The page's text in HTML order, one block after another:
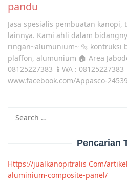
pandu
Jasa spesialis pembuatan
lainnya. Kami ahli dalam
ringan~alumunium~ 🔩 kontruksi
plaffon, alumunium 🏠 Area
08125227383 📱WA :
www.facebook.com/Appasco-
for:
Pencarian
Https://jualkanopitralis Com/
aluminium-composite-panel/